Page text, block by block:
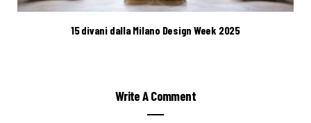
15 divani dalla Milano Design Week 2025
Write A Comment